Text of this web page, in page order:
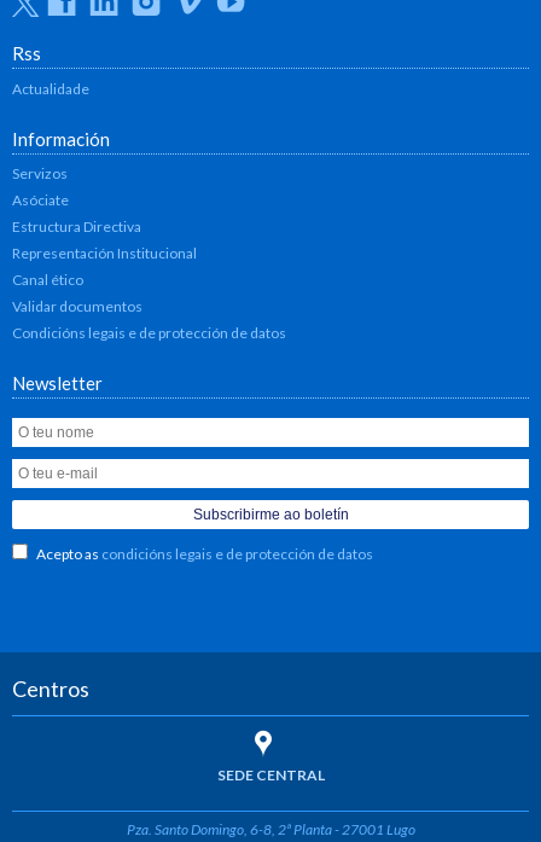
Rss
Actualidade
Información
Servizos
Asóciate
Estructura Directiva
Representación Institucional
Canal ético
Validar documentos
Condicións legais e de protección de datos
Newsletter
Acepto as condicións legais e de protección de datos
Centros
SEDE CENTRAL
Pza. Santo Domingo, 6-8, 2ª Planta - 27001 Lugo